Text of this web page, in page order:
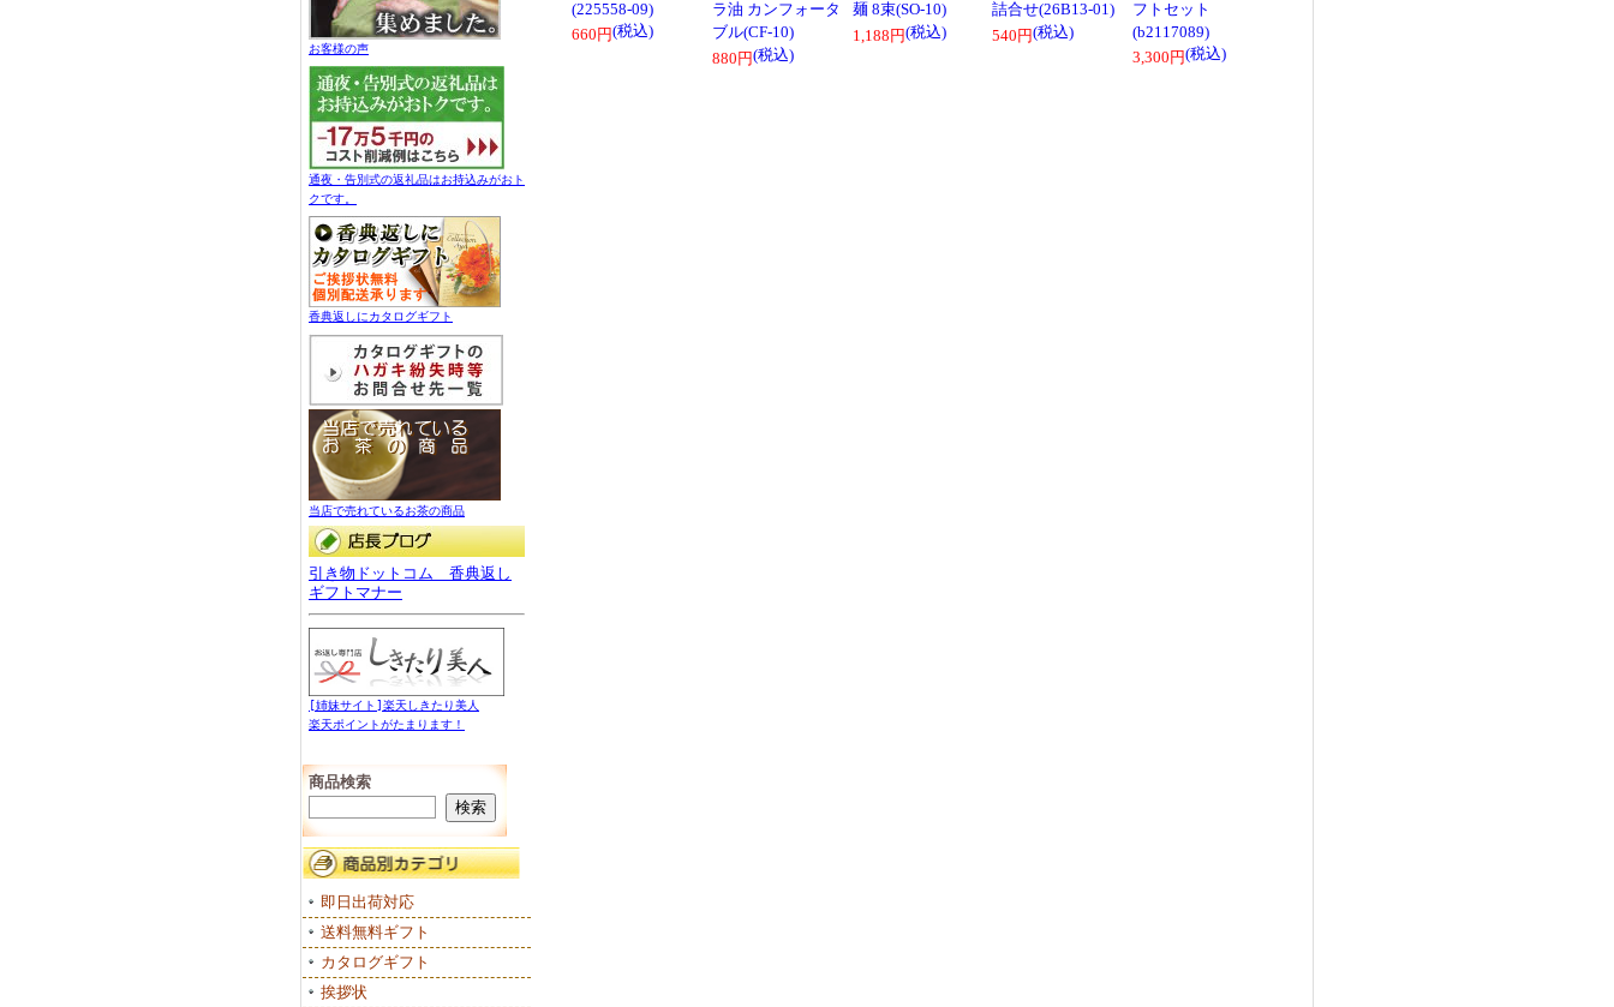
お客様の声
通夜・告別式の返礼品はお持込みがおト
クです。
香典返しにカタログギフト
当店で売れているお茶の商品
引き物ドットコム 香典返し
ギフトマナー
[姉妹サイト]楽天しきたり美人
楽天ポイントがたまります！
商品検索
即日出荷対応
送料無料ギフト
カタログギフト
挨拶状